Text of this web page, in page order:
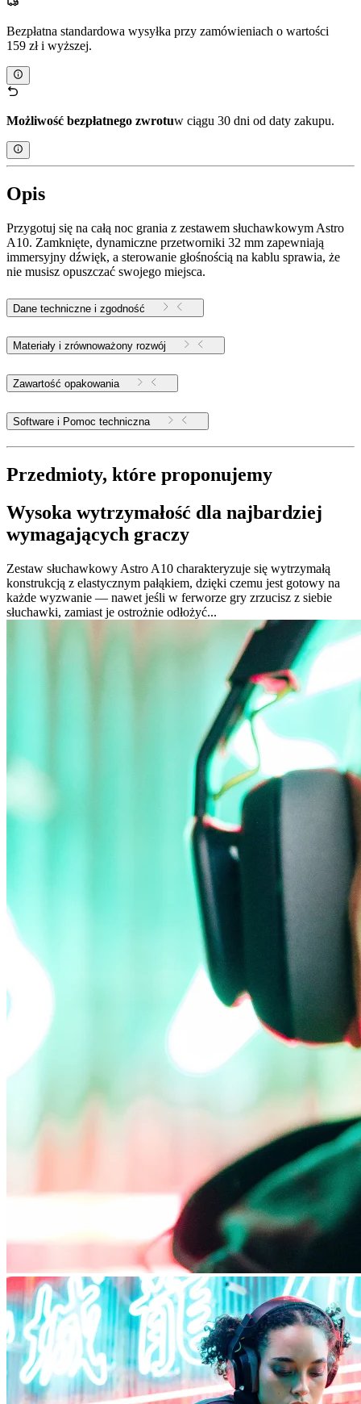
Bezpłatna standardowa wysyłka przy zamówieniach o wartości
159 zł i wyższej.
Możliwość bezpłatnego zwrotuw ciągu 30 dni od daty zakupu.
Opis
Przygotuj się na całą noc grania z zestawem słuchawkowym Astro
A10. Zamknięte, dynamiczne przetworniki 32 mm zapewniają
immersyjny dźwięk, a sterowanie głośnością na kablu sprawia, że
nie musisz opuszczać swojego miejsca.
Dane techniczne i zgodność
Materiały i zrównoważony rozwój
Zawartość opakowania
Software i Pomoc techniczna
Przedmioty, które proponujemy
Wysoka wytrzymałość dla najbardziej
wymagających graczy
Zestaw słuchawkowy Astro A10 charakteryzuje się wytrzymałą
konstrukcją z elastycznym pałąkiem, dzięki czemu jest gotowy na
każde wyzwanie — nawet jeśli w ferworze gry zrzucisz z siebie
słuchawki, zamiast je ostrożnie odłożyć...